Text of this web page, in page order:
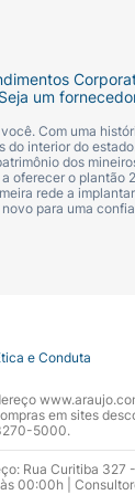
e não
Seja um
Com uma
interior do
dos
oferecer o
rede a
para uma
e Conduta
em sites
5000.
Rua Curitiba
|